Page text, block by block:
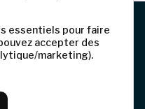
| Tous droits
essentiels pour faire
accepter des
marketing).